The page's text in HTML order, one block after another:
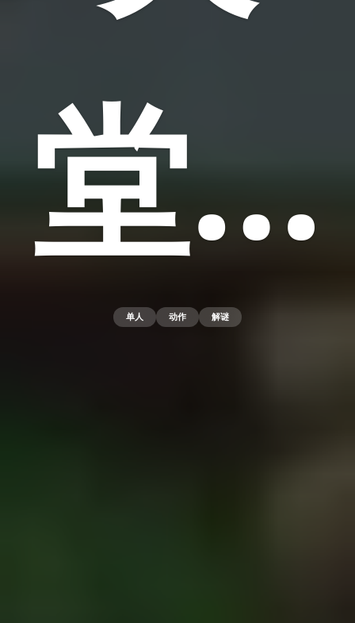
堂…
单人 动作 解谜